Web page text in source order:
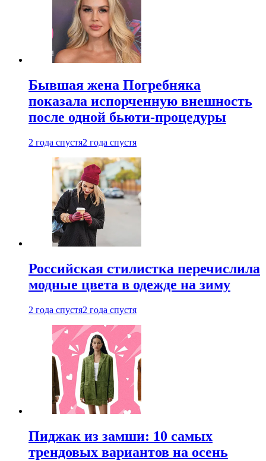
Бывшая жена Погребняка
показала испорченную внешность
после одной бьюти-процедуры
2 года спустя2 года спустя
Российская стилистка перечислила
модные цвета в одежде на зиму
2 года спустя2 года спустя
Пиджак из замши: 10 самых
трендовых вариантов на осень